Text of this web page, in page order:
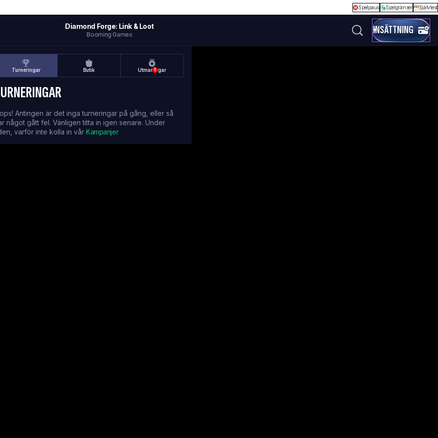
Spelpaus Spelgränser Självtest
Diamond Forge: Link & Loot
Booming Games INSÄTTNING
Turneringar Butik 1
Utmaningar
Antingen är det inga turneringar på gång, eller så
något gått fel. Vänligen titta in igen senare. Under
varför inte kolla in vår Kampanjer